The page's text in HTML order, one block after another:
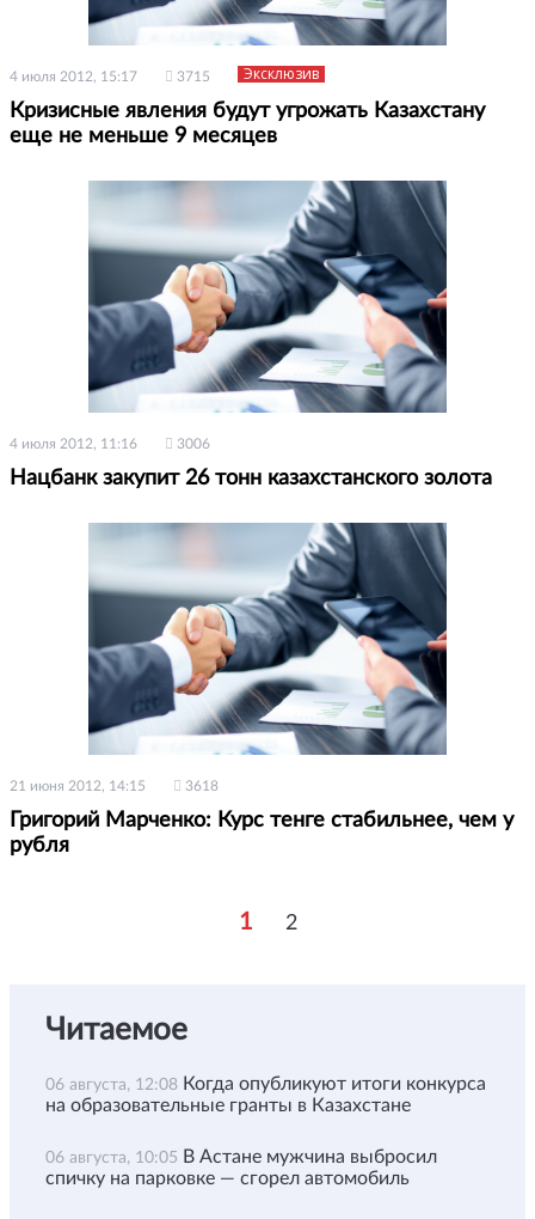
4 июля 2012, 15:17 3715 Эксклюзив
Кризисные явления будут угрожать Казахстану
еще не меньше 9 месяцев
4 июля 2012, 11:16 3006
Нацбанк закупит 26 тонн казахстанского золота
21 июня 2012, 14:15 3618
Григорий Марченко: Курс тенге стабильнее, чем у
рубля
1 2
Читаемое
06 августа, 12:08 Когда опубликуют итоги конкурса
на образовательные гранты в Казахстане
06 августа, 10:05 В Астане мужчина выбросил
спичку на парковке — сгорел автомобиль